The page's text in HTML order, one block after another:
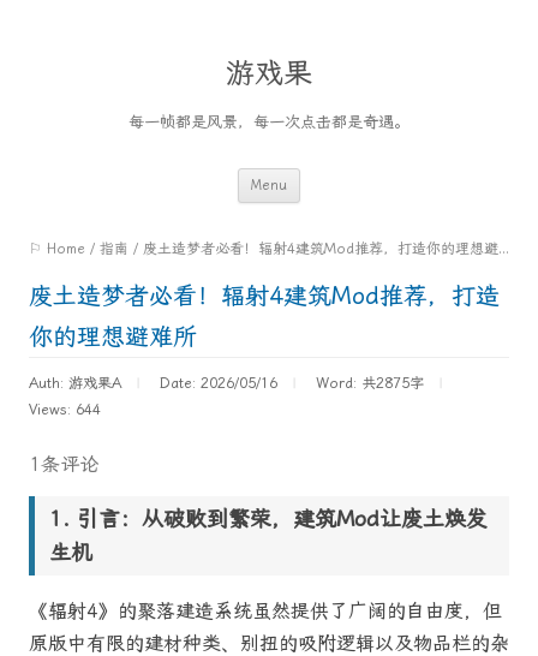
游戏果
每一帧都是风景，每一次点击都是奇遇。
Menu
content
⚐ Home / 指南 / 废土造梦者必看！辐射4建筑Mod推荐，打造你的理想避难所
废土造梦者必看！辐射4建筑Mod推荐，打造
你的理想避难所
Auth: 游戏果A Date: 2026/05/16 Word: 共2875字
Views: 644
1条评论
引言：从破败到繁荣，建筑Mod让废土焕发
生机
《辐射4》的聚落建造系统虽然提供了广阔的自由度，但
原版中有限的建材种类、别扭的吸附逻辑以及物品栏的杂